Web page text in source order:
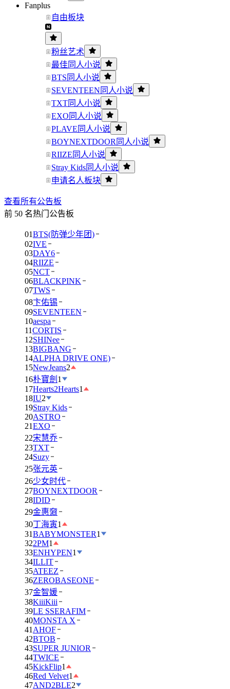
Fanplus
自由板块
粉丝艺术
最佳同人小说
BTS同人小说
SEVENTEEN同人小说
TXT同人小说
EXO同人小说
PLAVE同人小说
BOYNEXTDOOR同人小说
RIIZE同人小说
Stray Kids同人小说
申请名人板块
查看所有公告板
前 50 名热门公告板
01BTS(防弹少年团)
02IVE
03DAY6
04RIIZE
05NCT
06BLACKPINK
07TWS
08卞佑锡
09SEVENTEEN
10aespa
11CORTIS
12SHINee
13BIGBANG
14ALPHA DRIVE ONE)
15NewJeans2
16朴寶劍 1
17Hearts2Hearts1
18IU2
19Stray Kids
20ASTRO
21EXO
22宋慧乔
23TXT
24Suzy
25张元英
26少女时代
27BOYNEXTDOOR
28IDID
29金惠奫
30丁海寅1
31BABYMONSTER1
322PM1
33ENHYPEN1
34ILLIT
35ATEEZ
36ZEROBASEONE
37金智媛
38KiiiKiii
39LE SSERAFIM
40MONSTA X
41 AHOF
42BTOB
43SUPER JUNIOR
44TWICE
45KickFlip1
46Red Velvet1
47AND2BLE2